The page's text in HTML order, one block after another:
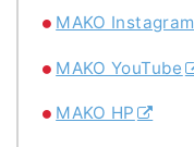
MAKO Instagram
MAKO YouTube
MAKO HP